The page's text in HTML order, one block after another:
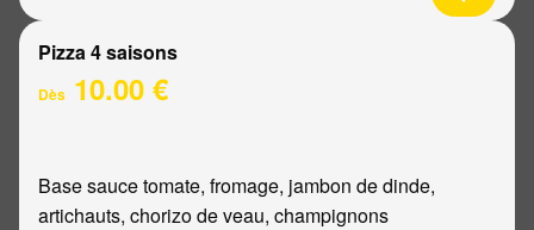
Pizza 4 saisons
Dès 10.00 €
Base sauce tomate, fromage, jambon de dinde,
artichauts, chorizo de veau, champignons